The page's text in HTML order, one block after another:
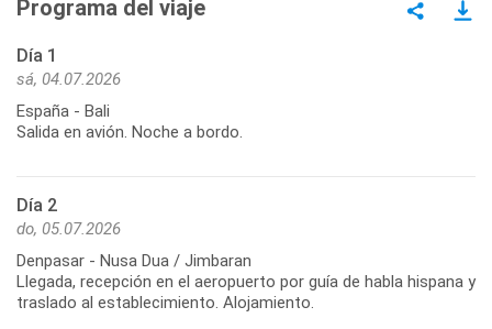
Programa del viaje
Día 1
sá, 04.07.2026
España - Bali
Salida en avión. Noche a bordo.
Día 2
do, 05.07.2026
Denpasar - Nusa Dua / Jimbaran
Llegada, recepción en el aeropuerto por guía de habla hispana y
traslado al establecimiento. Alojamiento.